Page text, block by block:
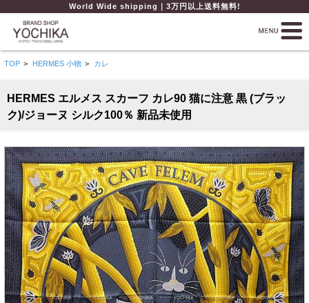
World Wide shipping｜3万円以上送料無料!
TOP > HERMES 小物 > カレ
HERMES エルメス スカーフ カレ90 猫に注意 黒 (ブラッ
ク)/ジョーヌ シルク100％ 新品未使用